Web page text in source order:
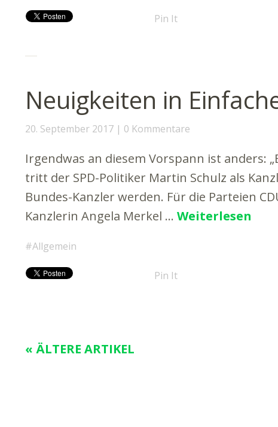
Pin It
Neuigkeiten in
20. September 2017 0 Kommentare
Irgendwas an diesem Vorspann ist anders:
tritt der SPD-Politiker Martin Schulz als
Bundes-Kanzler werden. Für die Parteien
Kanzlerin Angela Merkel … Weiterlesen
Allgemein
Pin It
« ÄLTERE ARTIKEL